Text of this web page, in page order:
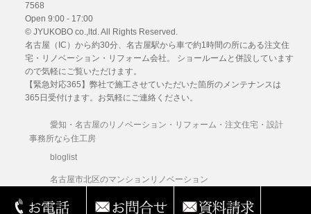
7568
Open 9:00 - 17:00
© JYUKOBO co.,ltd. All Rights Reserved.
名古屋（IC）から約30分 、名古屋駅から車で約1時間の所にある注文住
宅・リノベーション・リフォーム会社。 ショールームと併設しています
ので気軽にご覧いただけます。
【緊急対応365】弊社で施工させていただいた箇所のメンテナンスは
365日受付けます。お気軽にご連絡ください。
愛知・名古屋のリノベーション・リフォーム・注文住宅・設計
事務所なら住工房
bloglist
名古屋市北区のマンションリノベーション